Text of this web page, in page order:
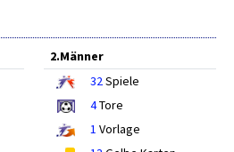
2.Männer
32Spiele
4Tore
1 Vorlage